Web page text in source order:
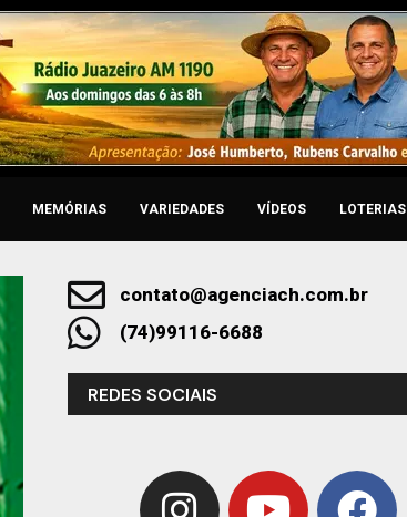
MEMÓRIAS VARIEDADES VÍDEOS LOTERIAS
contato@agenciach.com.br
(74)99116-6688
REDES SOCIAIS